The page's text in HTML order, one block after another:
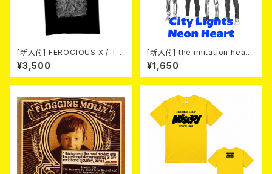
[新入荷] FEROCIOUS X / T S
HIRT
¥3,500
[新入荷] the imitation heart
s / City Lights Neon Heart
(7"EP)
¥1,650